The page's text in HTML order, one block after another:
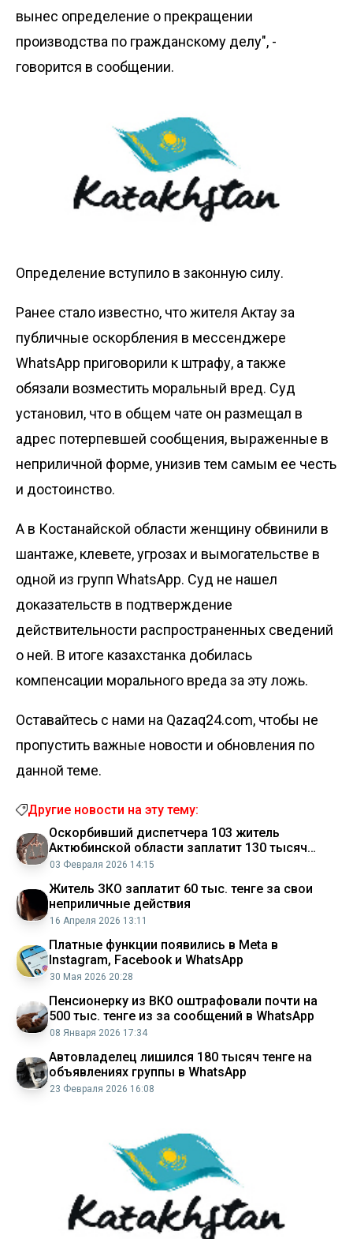
вынес определение о прекращении
производства по гражданскому делу", -
говорится в сообщении.
Определение вступило в законную силу.
Ранее стало известно, что жителя Актау за
публичные оскорбления в мессенджере
WhatsApp приговорили к штрафу, а также
обязали возместить моральный вред. Суд
установил, что в общем чате он размещал в
адрес потерпевшей сообщения, выраженные в
неприличной форме, унизив тем самым ее честь
и достоинство.
А в Костанайской области женщину обвинили в
шантаже, клевете, угрозах и вымогательстве в
одной из групп WhatsApp. Суд не нашел
доказательств в подтверждение
действительности распространенных сведений
о ней. В итоге казахстанка добилась
компенсации морального вреда за эту ложь.
Оставайтесь с нами на Qazaq24.com, чтобы не
пропустить важные новости и обновления по
данной теме.
Другие новости на эту тему:
Оскорбивший диспетчера 103 житель
Актюбинской области заплатит 130 тысяч
тенге штрафа
03 Февраля 2026 14:15
Житель ЗКО заплатит 60 тыс. тенге за свои
неприличные действия
16 Апреля 2026 13:11
Платные функции появились в Meta в
Instagram, Facebook и WhatsApp
30 Мая 2026 20:28
Пенсионерку из ВКО оштрафовали почти на
500 тыс. тенге из за сообщений в WhatsApp
08 Января 2026 17:34
Автовладелец лишился 180 тысяч тенге на
объявлениях группы в WhatsApp
23 Февраля 2026 16:08